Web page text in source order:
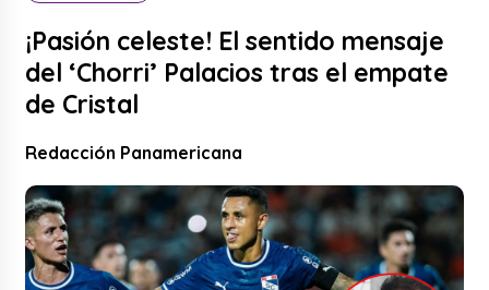
¡Pasión celeste! El sentido mensaje
del ‘Chorri’ Palacios tras el empate
de Cristal
Redacción Panamericana